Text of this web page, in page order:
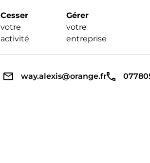
Cesser
votre
activité
Gérer
votre
entreprise
way.alexis@orange.fr